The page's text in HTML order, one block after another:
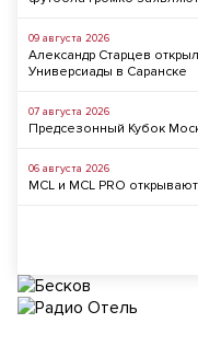
09 августа 2026
Александр Старцев
Универсиады в Саранске
07 августа 2026
Предсезонный Кубок
06 августа 2026
MCL и MCL PRO